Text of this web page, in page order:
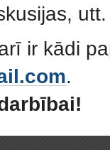
utt.
ir kādi
.